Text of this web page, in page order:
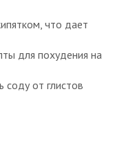
что дает
для похудения на
соду от глистов